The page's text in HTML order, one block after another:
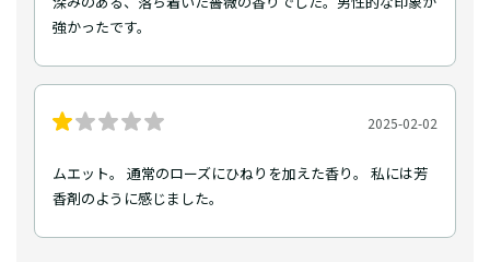
強かったです。
2025-02-02
ムエット。 通常のローズにひねりを加えた香り。 私には芳
香剤のように感じました。